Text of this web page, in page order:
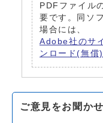
PDFファイル
要です。同ソ
場合には、
Adobe社のサ
ンロード(無償
ご意見をお聞か